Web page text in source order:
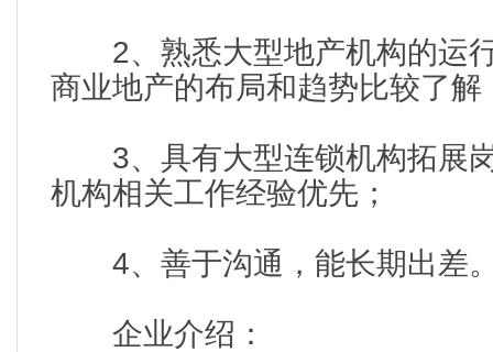
2、熟悉大型地产机构的运
商业地产的布局和趋势比较了解
3、具有大型连锁机构拓展
机构相关工作经验优先；
4、善于沟通，能长期出差
企业介绍：